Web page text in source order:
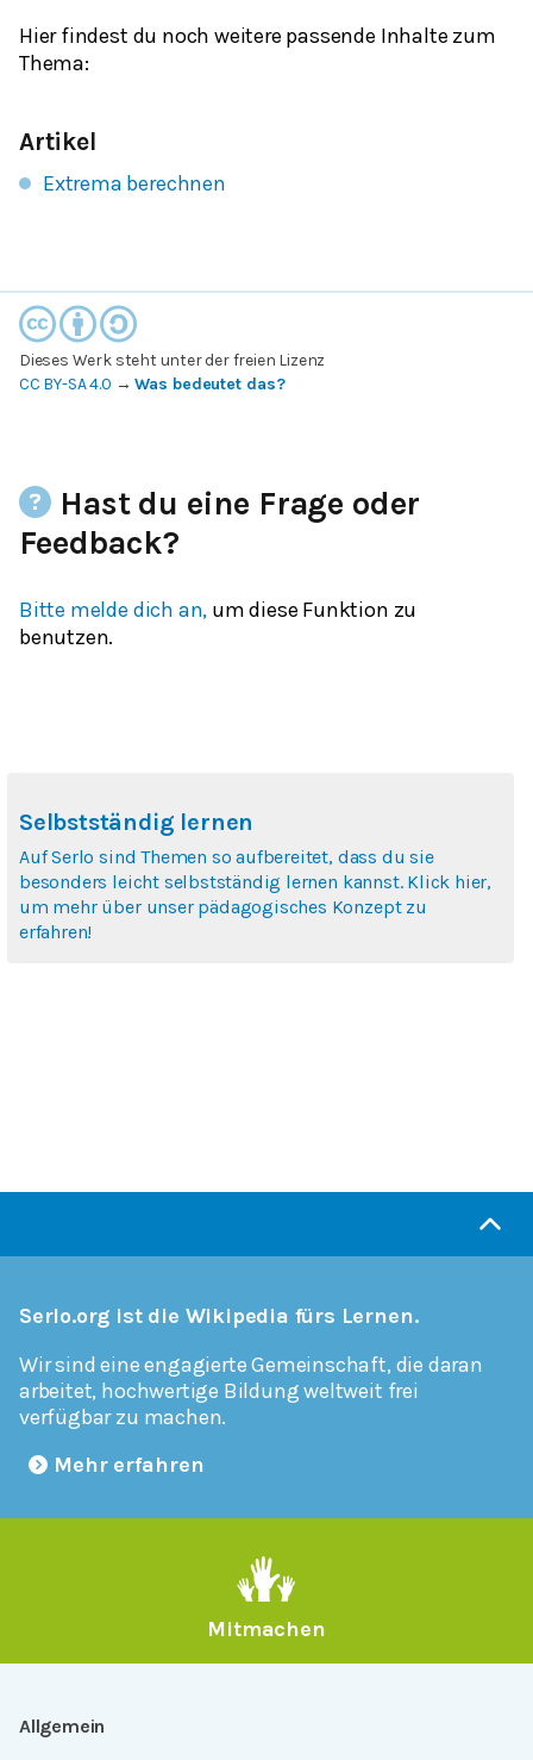
Hier findest du noch weitere passende Inhalte zum
Thema:
Artikel
Extrema berechnen
Dieses Werk steht unter der freien Lizenz
CC BY-SA 4.0 →Was bedeutet das?
Hast du eine Frage oder
Feedback?
Bitte melde dich an, um diese Funktion zu
benutzen.
Selbstständig lernen
Auf Serlo sind Themen so aufbereitet, dass du sie
besonders leicht selbstständig lernen kannst. Klick hier,
um mehr über unser pädagogisches Konzept zu
erfahren!
Serlo.org ist die Wikipedia fürs Lernen.
Wir sind eine engagierte Gemeinschaft, die daran
arbeitet, hochwertige Bildung weltweit frei
verfügbar zu machen.
Mehr erfahren
Mitmachen
Allgemein